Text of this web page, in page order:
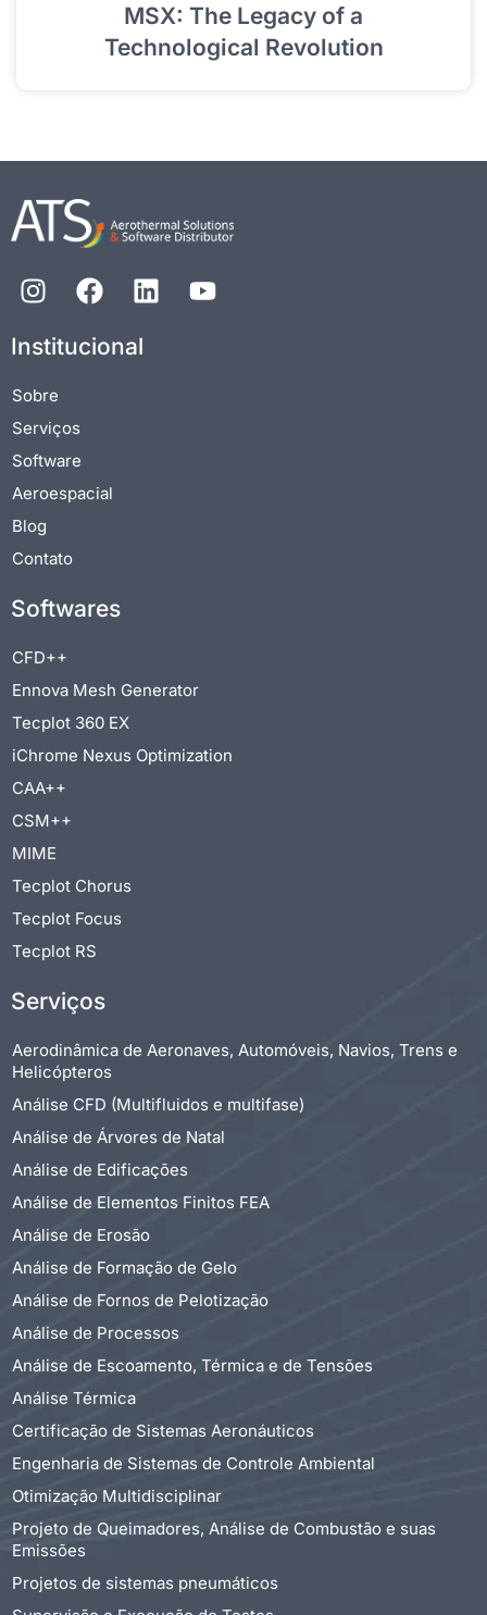
MSX: The Legacy of a
Technological Revolution
Institucional
Sobre
Serviços
Software
Aeroespacial
Blog
Contato
Softwares
CFD++
Ennova Mesh Generator
Tecplot 360 EX
iChrome Nexus Optimization
CAA++
CSM++
MIME
Tecplot Chorus
Tecplot Focus
Tecplot RS
Serviços
Aerodinâmica de Aeronaves, Automóveis, Navios, Trens e
Helicópteros
Análise CFD (Multifluidos e multifase)
Análise de Árvores de Natal
Análise de Edificações
Análise de Elementos Finitos FEA
Análise de Erosão
Análise de Formação de Gelo
Análise de Fornos de Pelotização
Análise de Processos
Análise de Escoamento, Térmica e de Tensões
Análise Térmica
Certificação de Sistemas Aeronáuticos
Engenharia de Sistemas de Controle Ambiental
Otimização Multidisciplinar
Projeto de Queimadores, Análise de Combustão e suas
Emissões
Projetos de sistemas pneumáticos